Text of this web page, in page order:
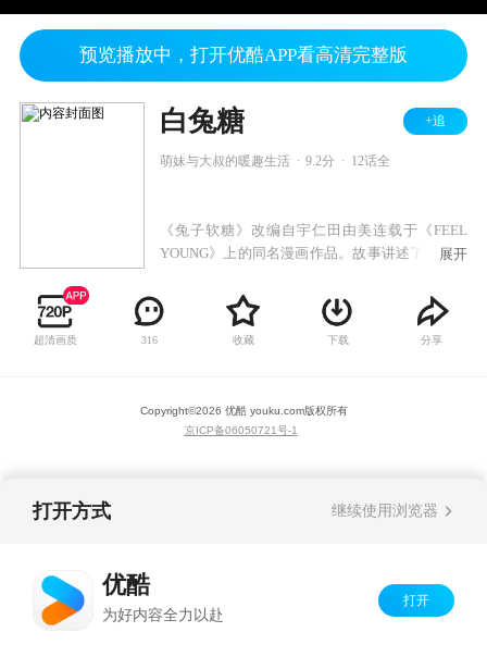
预览播放中，打开优酷APP看高清完整版
白兔糖 +追
萌妹与大叔的暖趣生活 9.2分 12话全
《兔子软糖》改编自宇仁田由美连载于《FEEL
YOUNG》上的同名漫画作品。故事讲述了因特殊
子——6岁萝莉凛开始了共同生活，并且在平凡的
日常生活中交织出种种温暖人心的故事，可说是
一部百分百的治愈系作品。
展开
超清画质 316 收藏 下载 分享
Copyright©2026 优酷 youku.com版权所有
京ICP备06050721号-1
打开方式 继续使用浏览器
优酷
为好内容全力以赴
打开